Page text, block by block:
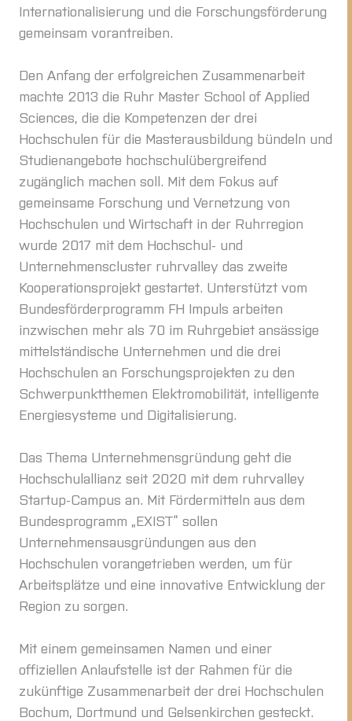
Internationalisierung und die Forschungsförderung
gemeinsam vorantreiben.
Den Anfang der erfolgreichen Zusammenarbeit
machte 2013 die Ruhr Master School of Applied
Sciences, die die Kompetenzen der drei
Hochschulen für die Masterausbildung bündeln und
Studienangebote hochschulübergreifend
zugänglich machen soll. Mit dem Fokus auf
gemeinsame Forschung und Vernetzung von
Hochschulen und Wirtschaft in der Ruhrregion
wurde 2017 mit dem Hochschul- und
Unternehmenscluster ruhrvalley das zweite
Kooperationsprojekt gestartet. Unterstützt vom
Bundesförderprogramm FH Impuls arbeiten
inzwischen mehr als 70 im Ruhrgebiet ansässige
mittelständische Unternehmen und die drei
Hochschulen an Forschungsprojekten zu den
Schwerpunktthemen Elektromobilität, intelligente
Energiesysteme und Digitalisierung.
Das Thema Unternehmensgründung geht die
Hochschulallianz seit 2020 mit dem ruhrvalley
Startup-Campus an. Mit Fördermitteln aus dem
Bundesprogramm „EXIST“ sollen
Unternehmensausgründungen aus den
Hochschulen vorangetrieben werden, um für
Arbeitsplätze und eine innovative Entwicklung der
Region zu sorgen.
Mit einem gemeinsamen Namen und einer
offiziellen Anlaufstelle ist der Rahmen für die
zukünftige Zusammenarbeit der drei Hochschulen
Bochum, Dortmund und Gelsenkirchen gesteckt.